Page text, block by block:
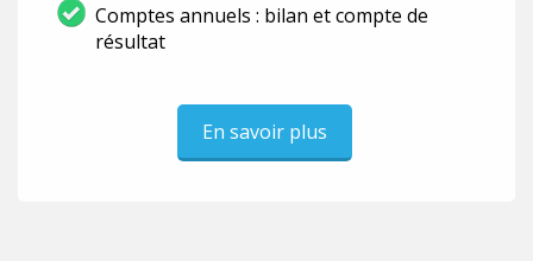
Comptes annuels : bilan et compte de
résultat
En savoir plus